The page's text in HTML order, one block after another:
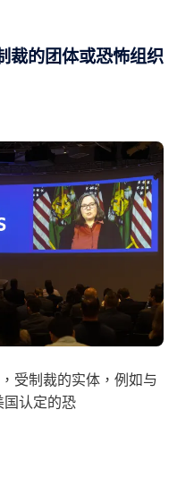
裁的团体或恐怖组织
受制裁的实体，例如与
国认定的恐